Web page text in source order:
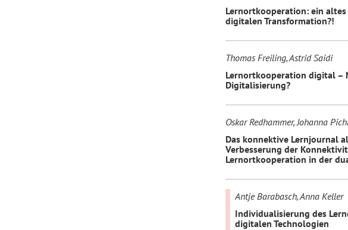
Lernortkooperation: ein altes
digitalen Transformation?!
Thomas Freiling, Astrid Saidi
Lernortkooperation digital –
Digitalisierung?
Oskar Redhammer, Johanna
Das konnektive Lernjournal
Verbesserung der
Lernortkooperation in der
Antje Barabasch, Anna Keller
Individualisierung des
digitalen Technologien